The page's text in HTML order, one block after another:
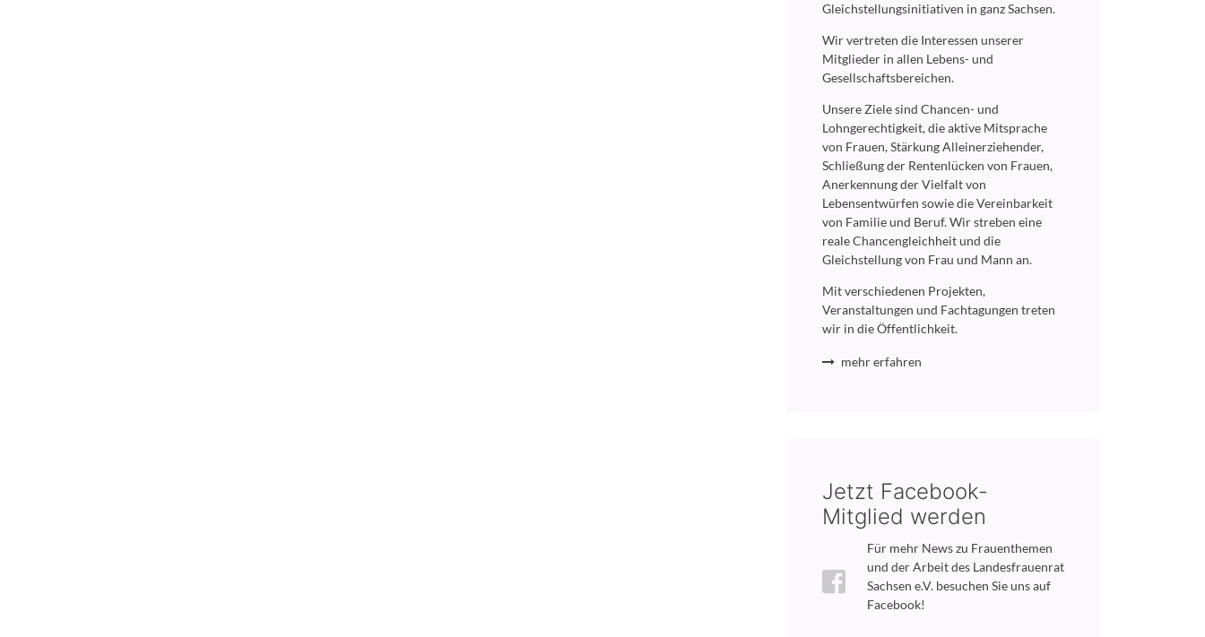
Gleichstellungsinitiativen in ganz Sachsen.
Wir vertreten die Interessen unserer
Mitglieder in allen Lebens- und
Gesellschaftsbereichen.
Unsere Ziele sind Chancen- und
Lohngerechtigkeit, die aktive Mitsprache
von Frauen, Stärkung Alleinerziehender,
Schließung der Rentenlücken von Frauen,
Anerkennung der Vielfalt von
Lebensentwürfen sowie die Vereinbarkeit
von Familie und Beruf. Wir streben eine
reale Chancengleichheit und die
Gleichstellung von Frau und Mann an.
Mit verschiedenen Projekten,
Veranstaltungen und Fachtagungen treten
wir in die Öffentlichkeit.
mehr erfahren
Jetzt Facebook-
Mitglied werden
Für mehr News zu Frauenthemen
und der Arbeit des Landesfrauenrat
Sachsen e.V. besuchen Sie uns auf
Facebook!